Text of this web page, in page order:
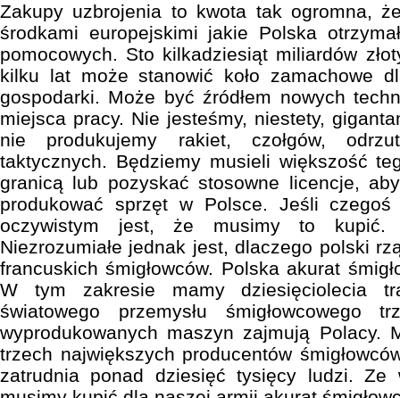
Zakupy uzbrojenia to kwota tak ogromna,
środkami europejskimi jakie Polska
pomocowych. Sto kilkadziesiąt miliardów
kilku lat może stanowić koło zamachowe
gospodarki. Może być źródłem nowych
miejsca pracy. Nie jesteśmy, niestety,
nie produkujemy rakiet, czołgów,
taktycznych. Będziemy musieli większość
granicą lub pozyskać stosowne licencje,
produkować sprzęt w Polsce. Jeśli
oczywistym jest, że musimy to kupić.
Niezrozumiałe jednak jest, dlaczego polski
francuskich śmigłowców. Polska akurat
W tym zakresie mamy dziesięciolecia
światowego przemysłu śmigłowcowego
wyprodukowanych maszyn zajmują Polacy.
trzech największych producentów
zatrudnia ponad dziesięć tysięcy ludzi. Ze